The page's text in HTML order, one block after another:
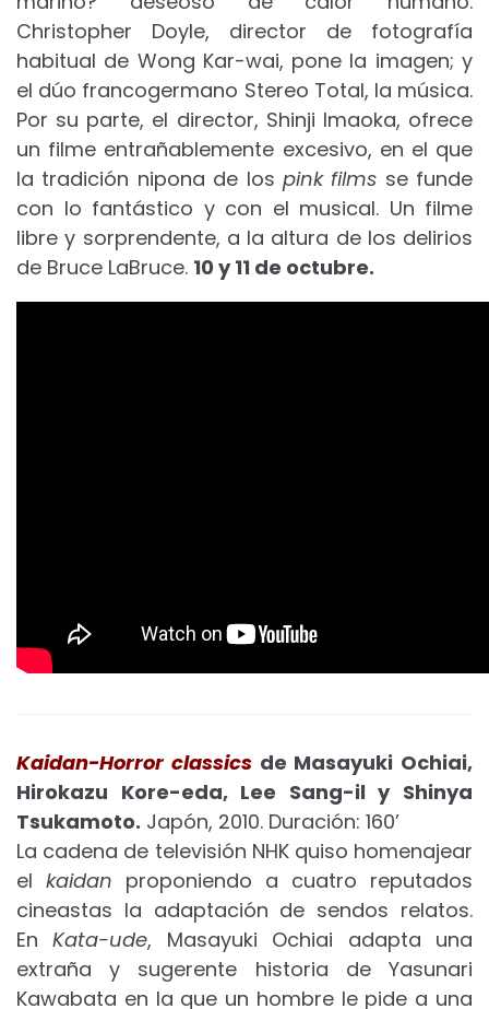
Christopher Doyle, director de fotografía
habitual de Wong Kar-wai, pone la imagen; y
el dúo francogermano Stereo Total, la música.
Por su parte, el director, Shinji Imaoka, ofrece
un filme entrañablemente excesivo, en el que
la tradición nipona de los pink films se funde
con lo fantástico y con el musical. Un filme
libre y sorprendente, a la altura de los delirios
de Bruce LaBruce. 10 y 11 de octubre.
Kaidan-Horror classicsde Masayuki Ochiai,
Hirokazu Kore-eda, Lee Sang-il y Shinya
Tsukamoto. Japón, 2010. Duración: 160’
La cadena de televisión NHK quiso homenajear
el kaidan proponiendo a cuatro reputados
cineastas la adaptación de sendos relatos.
EnKata-ude, Masayuki Ochiai adapta una
extraña y sugerente historia de Yasunari
Kawabata en la que un hombre le pide a una